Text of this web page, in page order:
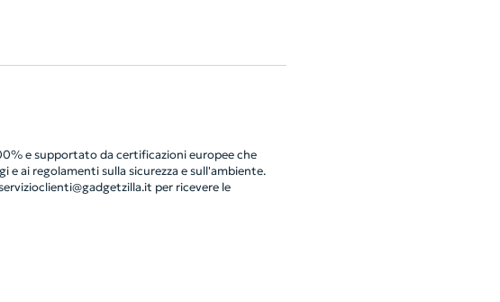
e supportato da certificazioni europee che
ai regolamenti sulla sicurezza e sull'ambiente.
per ricevere le